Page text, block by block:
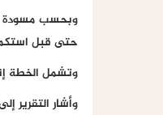
وبحسب مسودة
حتى قبل
وتشمل الخطة
وأشار التقرير